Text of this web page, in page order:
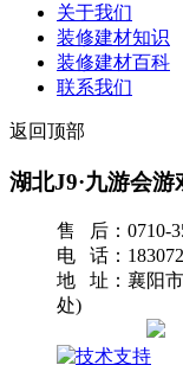
关于我们
装修建材知识
装修建材百科
联系我们
返回顶部
湖北J9·九游会
售 后：0710-
电 话：
地 址：襄阳
处)